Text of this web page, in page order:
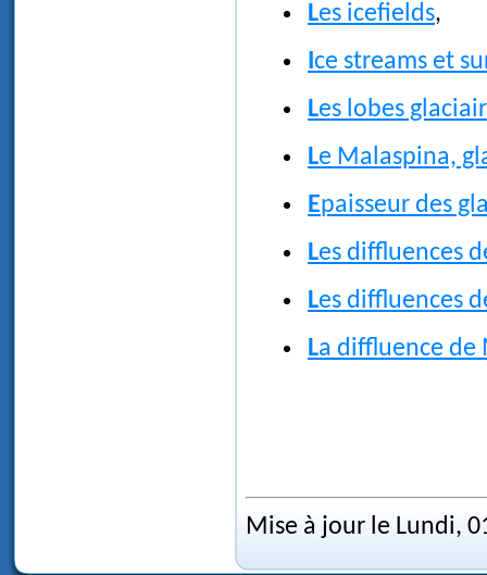
Les icefields,
Ice streams et
Les lobes
Le Malaspina,
Epaisseur des
Les diffluences
Les diffluences
La diffluence
Mise à jour le Lundi,